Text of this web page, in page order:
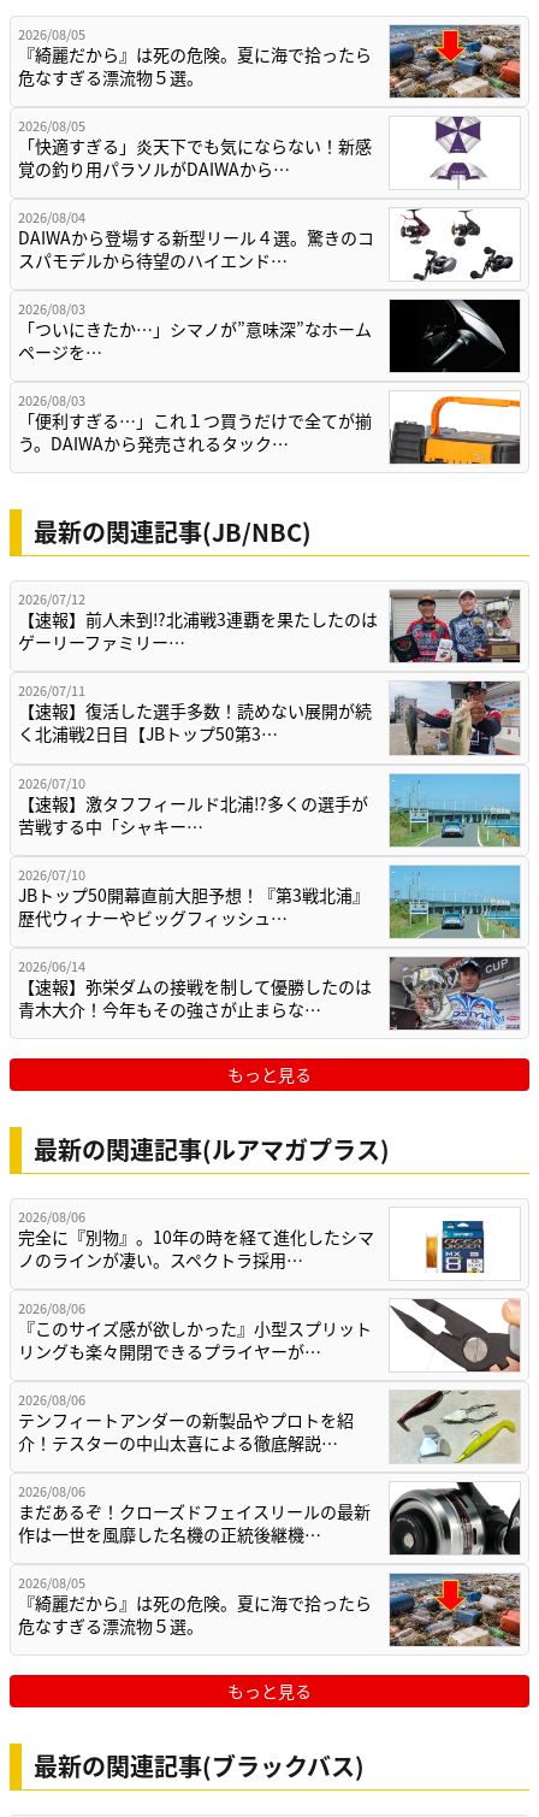
2026/08/05
『綺麗だから』は死の危険。夏に海で拾ったら
危なすぎる漂流物５選。
2026/08/05
「快適すぎる」炎天下でも気にならない！新感
覚の釣り用パラソルがDAIWAから…
2026/08/04
DAIWAから登場する新型リール４選。驚きのコ
スパモデルから待望のハイエンド…
2026/08/03
「ついにきたか…」シマノが”意味深”なホーム
ページを…
2026/08/03
「便利すぎる…」これ１つ買うだけで全てが揃
う。DAIWAから発売されるタック…
最新の関連記事(JB/NBC)
2026/07/12
【速報】前人未到⁉北浦戦3連覇を果たしたのは
ゲーリーファミリー…
2026/07/11
【速報】復活した選手多数！読めない展開が続
く北浦戦2日目【JBトップ50第3…
2026/07/10
【速報】激タフフィールド北浦⁉多くの選手が
苦戦する中「シャキー…
2026/07/10
JBトップ50開幕直前大胆予想！『第3戦北浦』
歴代ウィナーやビッグフィッシュ…
2026/06/14
【速報】弥栄ダムの接戦を制して優勝したのは
青木大介！今年もその強さが止まらな…
もっと見る
最新の関連記事(ルアマガプラス)
2026/08/06
完全に『別物』。10年の時を経て進化したシマ
ノのラインが凄い。スペクトラ採用…
2026/08/06
『このサイズ感が欲しかった』小型スプリット
リングも楽々開閉できるプライヤーが…
2026/08/06
テンフィートアンダーの新製品やプロトを紹
介！テスターの中山太喜による徹底解説…
2026/08/06
まだあるぞ！クローズドフェイスリールの最新
作は一世を風靡した名機の正統後継機…
2026/08/05
『綺麗だから』は死の危険。夏に海で拾ったら
危なすぎる漂流物５選。
もっと見る
最新の関連記事(ブラックバス)